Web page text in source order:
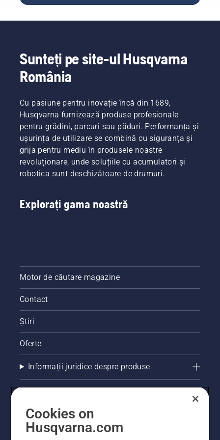
benzină:
540 XP®
T540
XP®
Mark III.
ajută
bani și
timp, în
plus
nivelul
vibrațiilor
la
nivelul
mâinilor.
motoferăstraie
frecvent
căutată
pe
În acest
ghid am
adunat
câteva
dintre
cele mai
bune
sfaturi
unei
Sunteți pe site-ul Husqvarna
România
Cu pasiune pentru inovație încă din 1689,
Husqvarna furnizează produse profesionale
pentru grădini, parcuri sau păduri. Performanța și
ușurința de utilizare se combină cu siguranța și
grija pentru mediu în produsele noastre
revoluționare, unde soluțiile cu acumulatori și
robotica sunt deschizătoare de drumuri.
Explorați gama noastră
Motor de căutare magazine
Contact
Știri
Oferte
Informații juridice despre produse
Cookies on
Husqvarna.com